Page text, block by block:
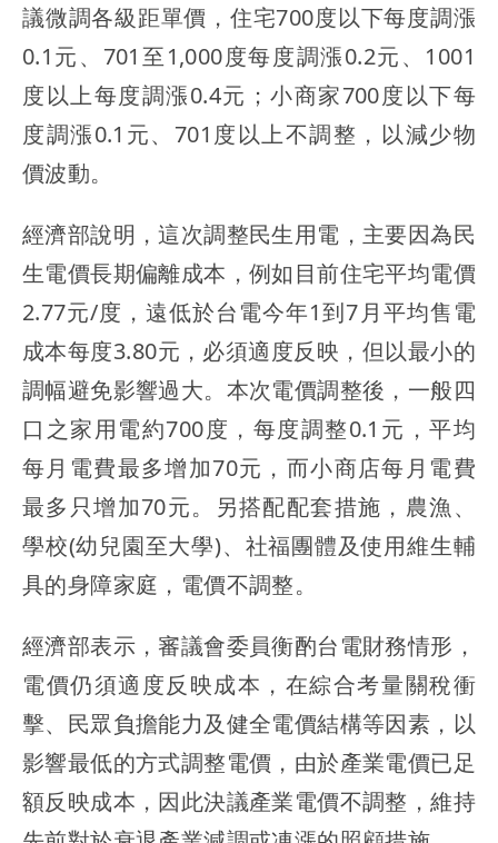
議微調各級距單價，住宅700度以下每度調漲
0.1元、701至1,000度每度調漲0.2元、1001
度以上每度調漲0.4元；小商家700度以下每
度調漲0.1元、701度以上不調整，以減少物
價波動。
經濟部說明，這次調整民生用電，主要因為民
生電價長期偏離成本，例如目前住宅平均電價
2.77元/度，遠低於台電今年1到7月平均售電
成本每度3.80元，必須適度反映，但以最小的
調幅避免影響過大。本次電價調整後，一般四
口之家用電約700度，每度調整0.1元，平均
每月電費最多增加70元，而小商店每月電費
最多只增加70元。另搭配配套措施，農漁、
學校(幼兒園至大學)、社福團體及使用維生輔
具的身障家庭，電價不調整。
經濟部表示，審議會委員衡酌台電財務情形，
電價仍須適度反映成本，在綜合考量關稅衝
擊、民眾負擔能力及健全電價結構等因素，以
影響最低的方式調整電價，由於產業電價已足
額反映成本，因此決議產業電價不調整，維持